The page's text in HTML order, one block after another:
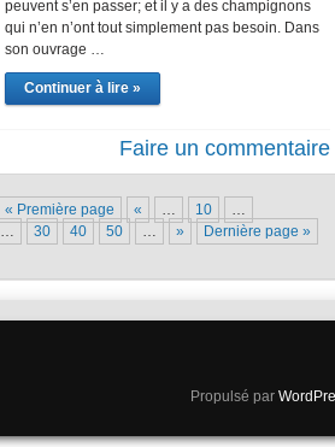
peuvent s’en passer; et il y a des champignons
qui n’en n’ont tout simplement pas besoin. Dans
son ouvrage …
Continuer à lire »
Faire un commentaire
« Première page « … 10
…
… 30 40 50 … » Dernière page »
Propulsé par